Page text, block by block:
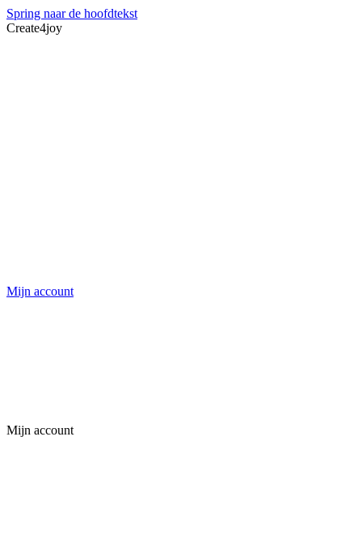
Spring naar de hoofdtekst
Create4joy
Mijn account
Mijn account